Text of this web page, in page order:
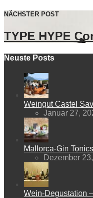
NÄCHSTER POST
TYPE HYPE
Neuste Posts
Weingut Castel
Januar 27,
Mallorca-Gin
Dezember
Wein-Degustation